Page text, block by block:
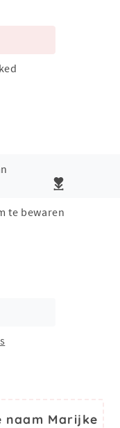
te bewaren
naam Marijke